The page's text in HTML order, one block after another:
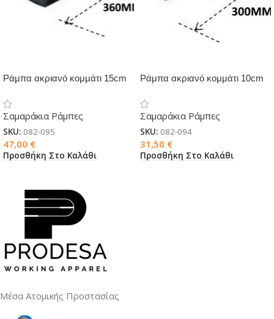
Ράμπα ακριανό κομμάτι 15cm
Σαμαράκια Ράμπες
SKU: 082-095
47,00 €
Προσθήκη Στο Καλάθι
Ράμπα ακριανό κομμάτι 10cm
Σαμαράκια Ράμπες
SKU: 082-094
31,50 €
Προσθήκη Στο Καλάθι
Μέσα Ατομικής Προστασίας